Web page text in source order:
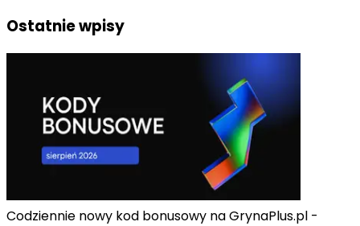
Ostatnie wpisy
Codziennie nowy kod bonusowy na GrynaPlus.pl -